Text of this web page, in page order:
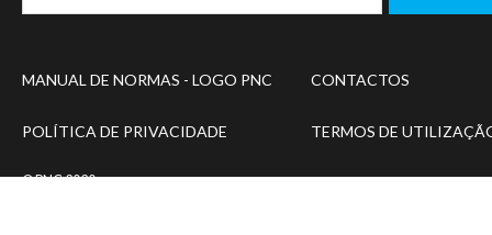
Footer
MANUAL DE NORMAS - LOGO PNC CONTACTOS
POLÍTICA DE PRIVACIDADE TERMOS DE
© PNC 2020